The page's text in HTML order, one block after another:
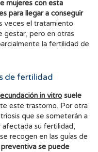
mujeres con esta
para llegar a conseguir
veces el tratamiento
gestar, pero en otras
la fertilidad de
de fertilidad
in vitro
este trastorno. Por otra
que se someterán a
afectada su fertilidad,
recogen en las guías de
se puede